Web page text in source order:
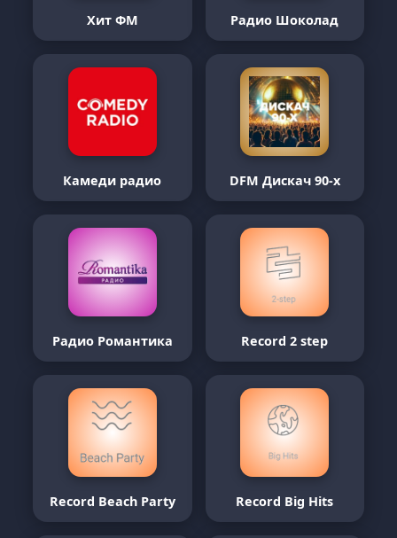
Хит ФМ Радио Шоколад
Камеди радио DFM Дискач 90-х
Радио Романтика Record 2 step
Record Beach Party Record Big Hits